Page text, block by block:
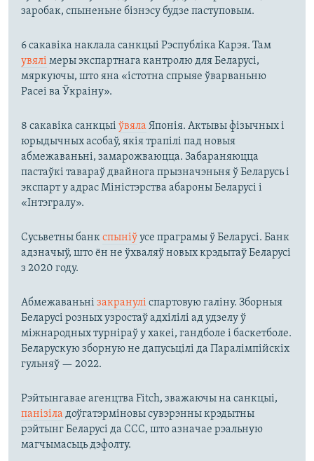
заробак, спыненьне бізнэсу будзе паступовым.
6 сакавіка наклала санкцыі Рэспубліка Карэя. Там
увялі меры экспартнага кантролю для Беларусі,
мяркуючы, што яна «істотна спрыяе ўварваньню
Расеі ва Ўкраіну».
8 сакавіка санкцыі ўвяла Японія. Актывы фізычных і
юрыдычных асобаў, якія трапілі пад новыя
абмежаваньні, замарожваюцца. Забараняюцца
пастаўкі тавараў двайнога прызначэньня ў Беларусь і
экспарт у адрас Міністэрства абароны Беларусі і
«Інтэгралу».
Сусьветны банкспыніўусе праграмы ў Беларусі. Банк
адзначыў, што ён не ўхваляў новых крэдытаў Беларусі
з 2020 году.
Абмежаваньні закранулі спартовую галіну. Зборныя
Беларусі розных узростаў адхілілі ад удзелу ў
міжнародных турніраў у хакеі, гандболе і баскетболе.
Беларускую зборную не дапусьцілі да Паралімпійскіх
гульняў — 2022.
Рэйтынгавае агенцтва Fitch, зважаючы на санкцыі,
панізіла доўгатэрміновы сувэрэнны крэдытны
рэйтынг Беларусі да ССС, што азначае рэальную
магчымасьць дэфолту.